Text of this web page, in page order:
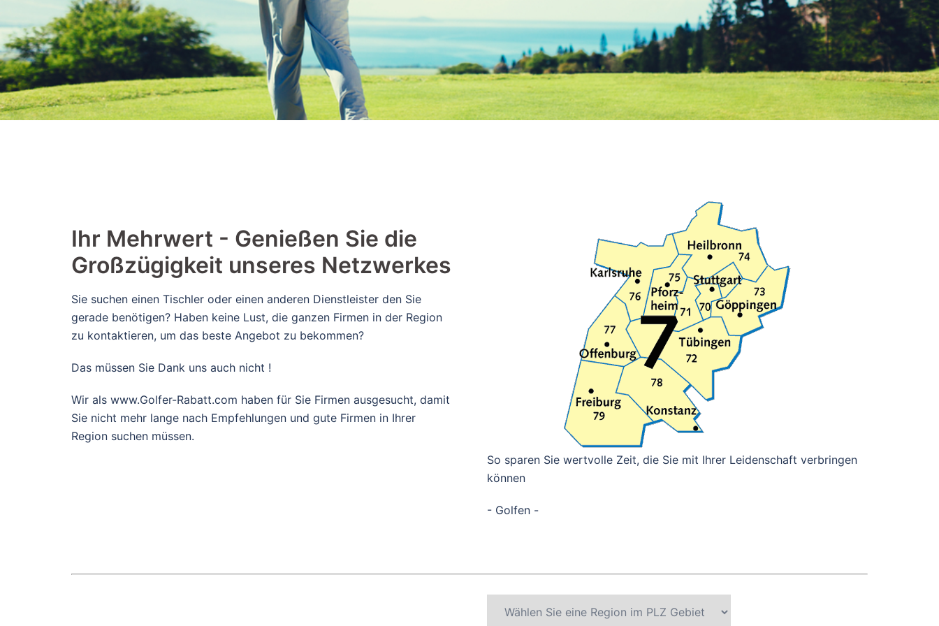
​​Ihr Mehrwert - Genießen Sie die
Großzügigkeit unseres Netzwerkes
Sie suchen einen Tischler oder einen anderen Dienstleister den Sie
gerade benötigen? Haben keine Lust, die ganzen Firmen in der Region
zu kontaktieren, um das beste Angebot zu bekommen?
Das müssen Sie Dank uns auch nicht !
Wir als www.Golfer-Rabatt.com haben für Sie Firmen ausgesucht, damit
Sie nicht mehr lange nach Empfehlungen und gute Firmen in Ihrer
Region suchen müssen.
So sparen Sie wertvolle Zeit, die Sie mit Ihrer Leidenschaft verbringen
können
- Golfen -